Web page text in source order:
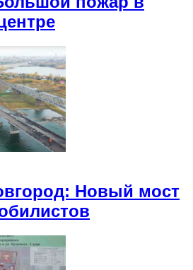
Новый мост